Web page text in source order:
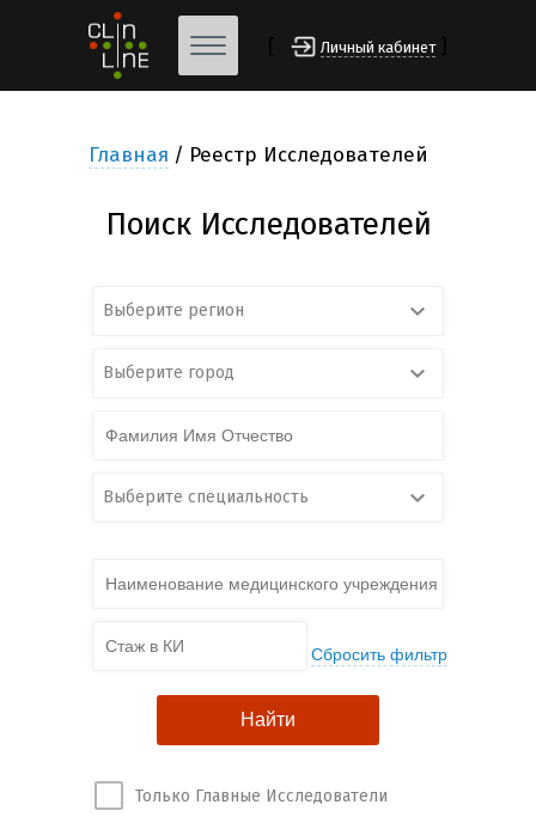
Личный кабинет
Главная Реестр Исследователей
Поиск Исследователей
Выберите регион
Выберите город
Выберите специальность
Только Главные Исследователи